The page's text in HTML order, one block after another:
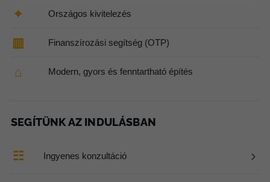
⌖ Országos kivitelezés
▥ Finanszírozási segítség (OTP)
⌂ Modern, gyors és fenntartható építés
SEGÍTÜNK AZ INDULÁSBAN
☷ Ingyenes konzultáció ›